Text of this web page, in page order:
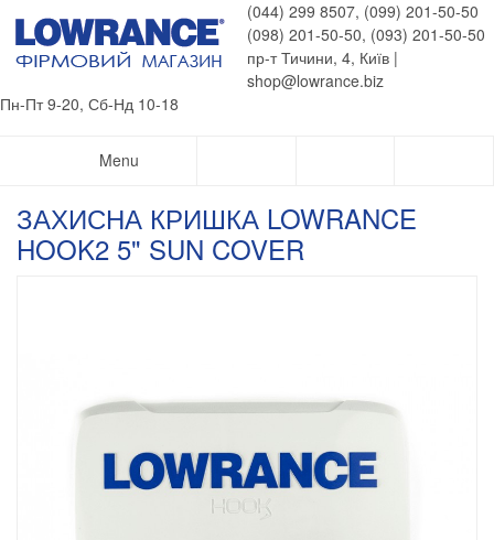
(044) 299 8507, (099) 201-50-50
(098) 201-50-50, (093) 201-50-50
пр-т Тичини, 4, Київ |
shop@lowrance.biz
Пн-Пт 9-20, Сб-Нд 10-18
Menu
ЗАХИСНА КРИШКА LOWRANCE
HOOK2 5" SUN COVER